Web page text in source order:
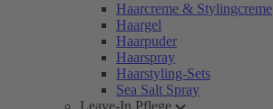
Haarcreme & Stylingcreme
Haargel
Haarpuder
Haarspray
Haarstyling-Sets
Sea Salt Spray
Leave-In Pflege